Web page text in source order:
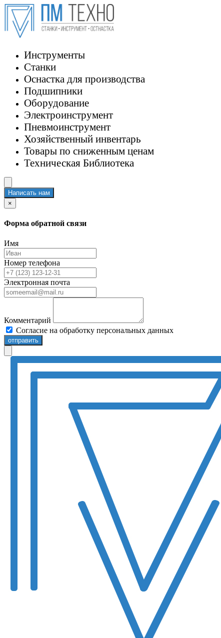
Инструменты
Станки
Оснастка для производства
Подшипники
Оборудование
Электроинструмент
Пневмоинструмент
Хозяйственный инвентарь
Товары по сниженным ценам
Техническая Библиотека
Написать нам
×
Форма обратной связи
Имя
Номер телефона
Электронная почта
Комментарий
Согласие на обработку персональных данных
отправить